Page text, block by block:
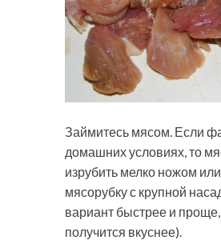
Займитесь мясом. Если
домашних условиях, то
изрубить мелко ножом
мясорубку с крупной
вариант быстрее и
получится вкуснее).